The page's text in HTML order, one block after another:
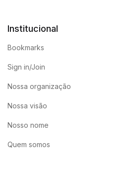
Institucional
Bookmarks
Sign in/Join
Nossa organização
Nossa visão
Nosso nome
Quem somos